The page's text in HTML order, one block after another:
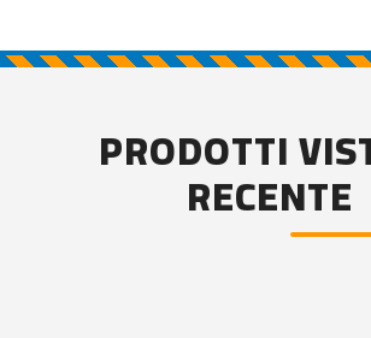
PRODOTTI
RECENTE